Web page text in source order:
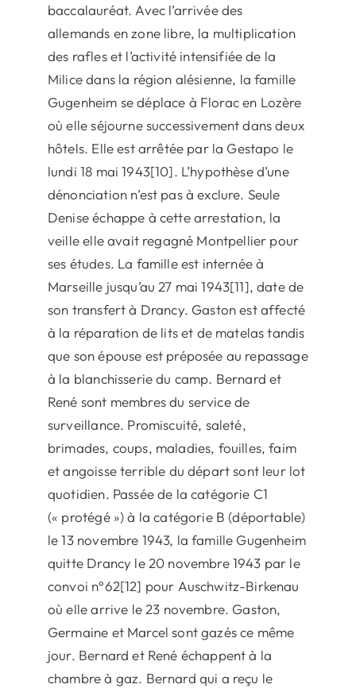
baccalauréat. Avec l’arrivée des
allemands en zone libre, la multiplication
des rafles et l’activité intensifiée de la
Milice dans la région alésienne, la famille
Gugenheim se déplace à Florac en Lozère
où elle séjourne successivement dans deux
hôtels. Elle est arrêtée par la Gestapo le
lundi 18 mai 1943[10]. L’hypothèse d’une
dénonciation n’est pas à exclure. Seule
Denise échappe à cette arrestation, la
veille elle avait regagné Montpellier pour
ses études. La famille est internée à
Marseille jusqu’au 27 mai 1943[11], date de
son transfert à Drancy. Gaston est affecté
à la réparation de lits et de matelas tandis
que son épouse est préposée au repassage
à la blanchisserie du camp. Bernard et
René sont membres du service de
surveillance. Promiscuité, saleté,
brimades, coups, maladies, fouilles, faim
et angoisse terrible du départ sont leur lot
quotidien. Passée de la catégorie C1
(« protégé ») à la catégorie B (déportable)
le 13 novembre 1943, la famille Gugenheim
quitte Drancy le 20 novembre 1943 par le
convoi n°62[12] pour Auschwitz-Birkenau
où elle arrive le 23 novembre. Gaston,
Germaine et Marcel sont gazés ce même
jour. Bernard et René échappent à la
chambre à gaz. Bernard qui a reçu le